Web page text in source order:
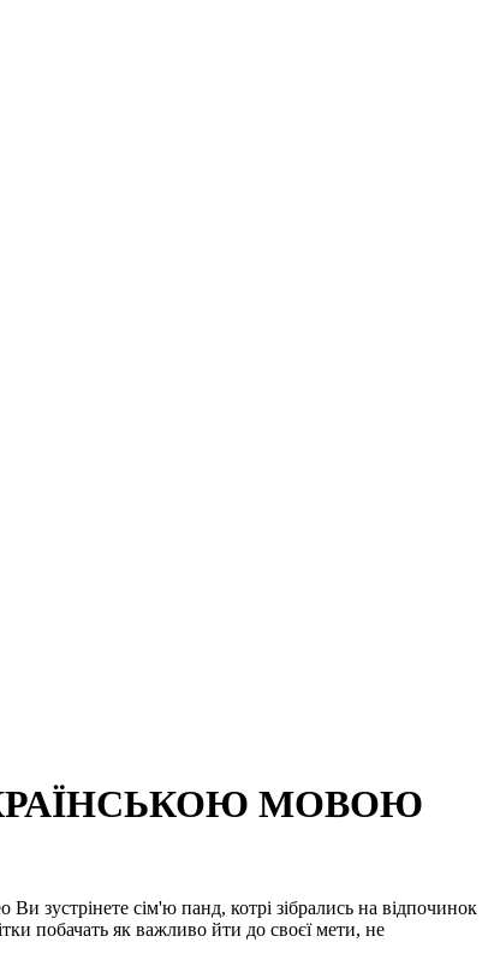
МОВОЮ
зустрінете сім'ю панд, котрі зібрались на відпочинок
побачать як важливо йти до своєї мети, не